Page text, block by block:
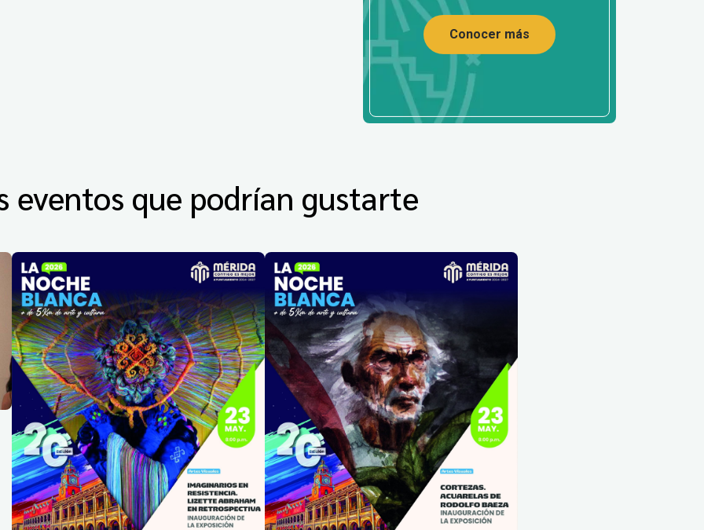
Conocer más
eventos que podrían gustarte